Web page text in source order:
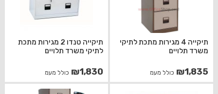
תיקייה 4 מגירות מתכת לתיקי
משרד תלויים
₪1,835 כולל מעמ
תיקייה טנדו 2 מגירות מתכת
לתיקי משרד תלויים
₪1,830 כולל מעמ